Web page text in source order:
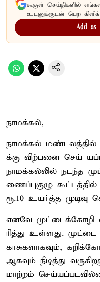
கூகுள் செய்திகளில்
உடனுக்குடன் பெற
Add as
நாமக்கல்,
நாமக்கல் மண்டலத்தில்
க்கு விற்பனை செய்
நாமக்கல்லில் நடந்த
ணைப்புகுழு
ரூ.10 உயர்த்த முடிவு
எனவே முட்டைக்கோழி
ரித்து உள்ளது.
காசுகளாகவும்,
ஆகவும் நீடித்து
மாற்றம்